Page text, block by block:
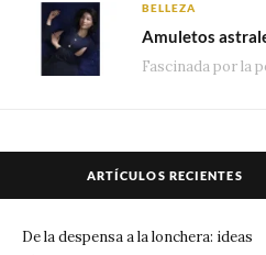
BELLEZA
ARTÍCULOS RECIENTES
De la despensa a la lonchera: ideas